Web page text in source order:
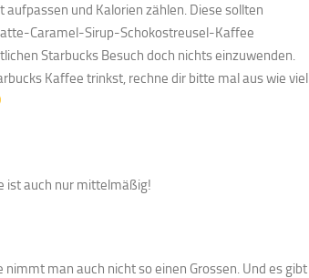
und Kalorien zählen. Diese sollten
Caramel-Sirup-Schokostreusel-Kaffee
Starbucks Besuch doch nichts einzuwenden.
Kaffee trinkst, rechne dir bitte mal aus wie viel
ist auch nur mittelmäßig!
man auch nicht so einen Grossen. Und es gibt